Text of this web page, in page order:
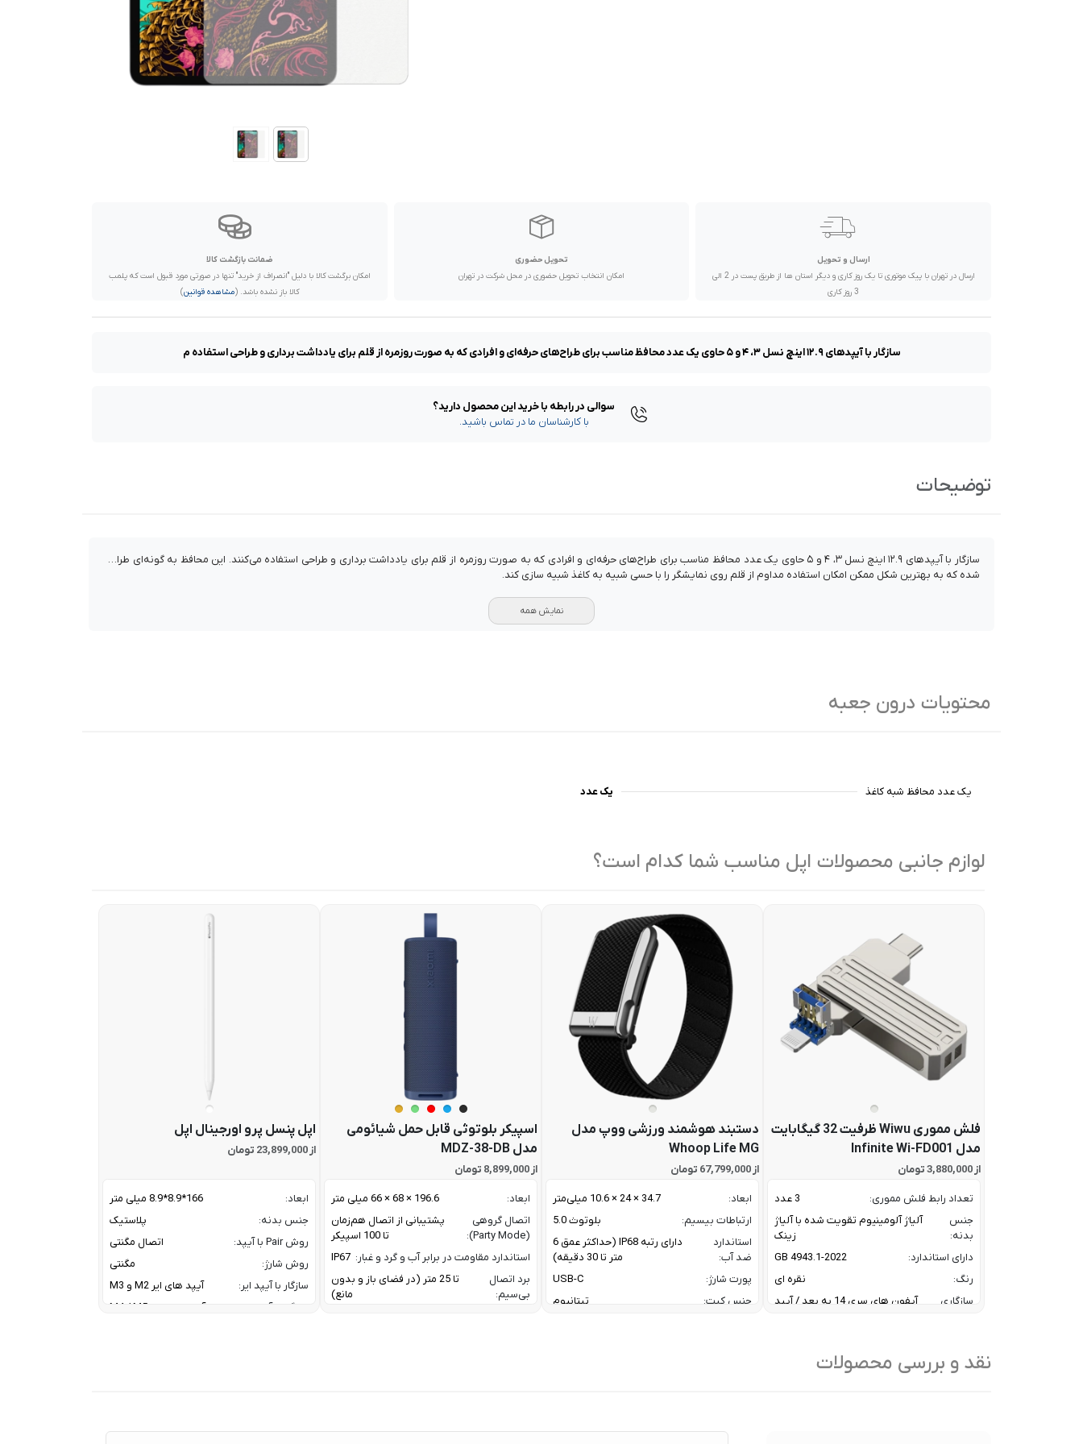
ارسال و تحویل
ارسال در تهران با پیک موتوری تا یک روز کاری و دیگر استان ها از طریق پست در 2 الی
3 روز کاری
تحویل حضوری
امکان انتخاب تحویل حضوری در محل شرکت در تهران
ضمانت بازگشت کالا
امکان برگشت کالا با دلیل "انصراف از خرید" تنها در صورتی مورد قبول است که پلمب
کالا باز نشده باشد. (مشاهده قوانین)
سازگار با آیپد‌های ۱۲.۹ اینچ نسل ۳، ۴ و ۵ حاوی یک عدد محافظ مناسب برای طراح‌های حرفه‌ای و افرادی که به صورت روزمره از قلم برای یادداشت برداری و طراحی استفاده م
سوالی در رابطه با خرید این محصول دارید؟
با کارشناسان ما در تماس باشید.
توضیحات
سازگار با آیپد‌های ۱۲.۹ اینچ نسل ۳، ۴ و ۵ حاوی یک عدد محافظ مناسب برای طراح‌های حرفه‌ای و افرادی که به صورت روزمره از قلم برای یادداشت برداری و طراحی استفاده می‌کنند. این محافظ به گونه‌ای طراحی
شده که به بهترین شکل ممکن امکان استفاده مداوم از قلم روی نمایشگر را با حسی شبیه به کاغذ شبیه سازی کند.
نمایش همه
محتویات درون جعبه
یک عدد محافظ شبه کاغذ یک عدد
لوازم جانبی محصولات اپل مناسب شما کدام است؟
فلش مموری Wiwu ظرفیت 32 گیگابایت
مدل Infinite Wi-FD001
از 3,880,000 تومان
تعداد رابط فلش مموری:
3 عدد
جنس
بدنه:
آلیاژ آلومینیوم تقویت شده با آلیاژ
زینک
دارای استاندارد:
GB 4943.1-2022
رنگ:
نقره ای
سازگاری
آیفون های سری 14 به بعد / آیپد
ظرفیت:
دستبند هوشمند ورزشی ووپ مدل
Whoop Life MG
از 67,799,000 تومان
ابعاد:
34.7 × 24 × 10.6 میلی‌متر
ارتباطات بیسیم:
بلوتوث 5.0
استاندارد
ضد آب:
دارای رتبه IP68 (حداکثر عمق 6
متر تا 30 دقیقه)
پورت شارژ:
USB-C
جنس کیت:
تیتانیوم
اسپیکر بلوتوثی قابل حمل شیائومی
مدل MDZ-38-DB
از 8,899,000 تومان
ابعاد:
196.6 × 68 × 66 میلی متر
اتصال گروهی
(Party Mode):
پشتیبانی از اتصال هم‌زمان
تا 100 اسپیکر
استاندارد مقاومت در برابر آب و گرد و غبار: IP67
برد اتصال
بی‌سیم:
تا 25 متر (در فضای باز و بدون
مانع)
توان خروجی کل:
30 W
اپل پنسل پرو اورجینال اپل
از 23,899,000 تومان
ابعاد:
166*8.9*8.9 میلی متر
جنس بدنه:
پلاستیک
روش Pair با آیپد:
اتصال مگنتی
روش شارژ:
مگنتی
سازگار با آیپد ایر:
آیپد های ایر M2 و M3
سازگار با آیپد پرو:
آیپد پرو های M4 / M5
نقد و بررسی محصولات